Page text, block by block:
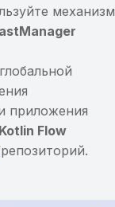
механизм
приложения
Kotlin Flow